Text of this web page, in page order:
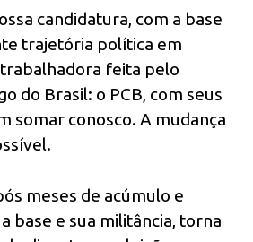
candidatura, com a base
trajetória política em
feita pelo
do Brasil: o PCB, com seus
somar conosco. A mudança
meses de acúmulo e
base e sua militância, torna